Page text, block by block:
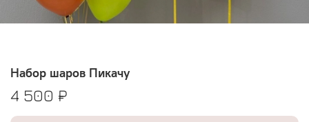
Набор шаров Пикачу
4 500 ₽